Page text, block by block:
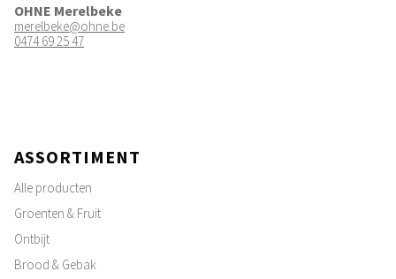
OHNE Merelbeke
merelbeke@ohne.be
0474 69 25 47
ASSORTIMENT
Alle producten
Groenten & Fruit
Ontbijt
Brood & Gebak